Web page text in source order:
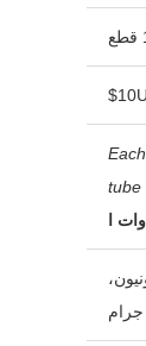
tube
ا